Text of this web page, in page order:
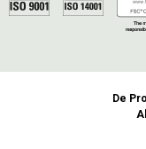
De